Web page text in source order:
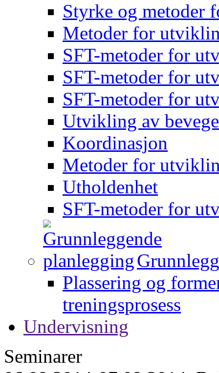
Styrke og metoder
Metoder for
SFT-metoder for
SFT-metoder for
SFT-metoder for
Utvikling av
Koordinasjon
Metoder for
Utholdenhet
SFT-metoder for
Plassering og
treningsprosess
Undervisning
Seminarer